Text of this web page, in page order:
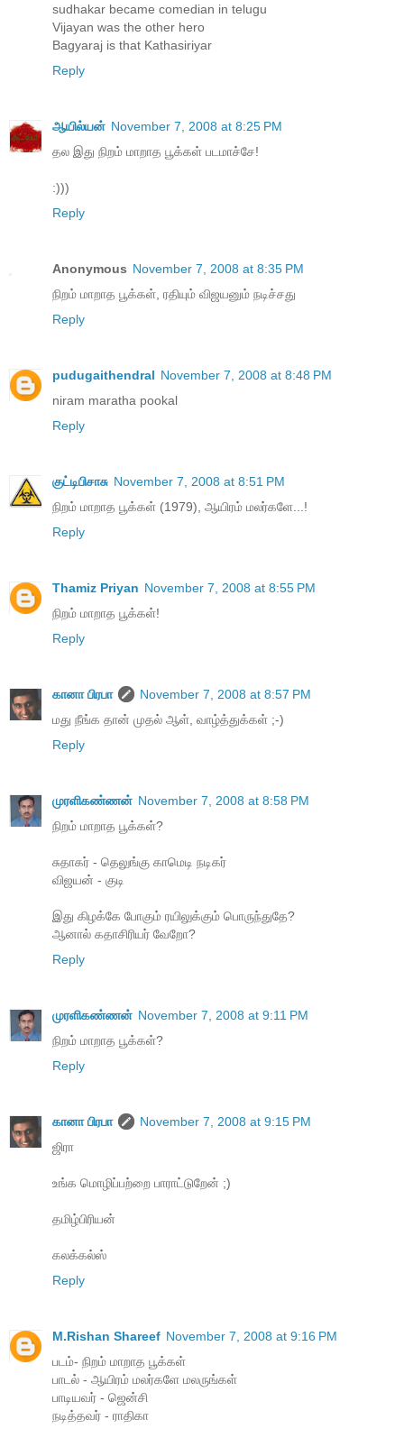
sudhakar became comedian in telugu
Vijayan was the other hero
Bagyaraj is that Kathasiriyar
Reply
ஆயில்யன் November 7, 2008 at 8:25 PM
தல இது நிறம் மாறாத பூக்கள் படமாச்சே!
:)))
Reply
Anonymous November 7, 2008 at 8:35 PM
நிறம் மாறாத பூக்கள், ரதியும் விஜயனும் நடிச்சது
Reply
pudugaithendral November 7, 2008 at 8:48 PM
niram maratha pookal
Reply
குட்டிபிசாசு November 7, 2008 at 8:51 PM
நிறம் மாறாத பூக்கள் (1979), ஆயிரம் மலர்களே...!
Reply
Thamiz Priyan November 7, 2008 at 8:55 PM
நிறம் மாறாத பூக்கள்!
Reply
கானா பிரபா
November 7, 2008 at 8:57 PM
மது நீங்க தான் முதல் ஆள், வாழ்த்துக்கள் ;-)
Reply
முரளிகண்ணன் November 7, 2008 at 8:58 PM
நிறம் மாறாத பூக்கள்?
சுதாகர் - தெலுங்கு காமெடி நடிகர்
விஜயன் - குடி
இது கிழக்கே போகும் ரயிலுக்கும் பொருந்துதே?
ஆனால் கதாசிரியர் வேறோ?
Reply
முரளிகண்ணன் November 7, 2008 at 9:11 PM
நிறம் மாறாத பூக்கள்?
Reply
கானா பிரபா
November 7, 2008 at 9:15 PM
ஜிரா
உங்க மொழிப்பற்றை பாராட்டுறேன் ;)
தமிழ்பிரியன்
கலக்கல்ஸ்
Reply
M.Rishan Shareef November 7, 2008 at 9:16 PM
படம்- நிறம் மாறாத பூக்கள்
பாடல் - ஆயிரம் மலர்களே மலருங்கள்
பாடியவர் - ஜென்சி
நடித்தவர் - ராதிகா